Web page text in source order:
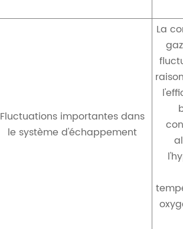
Fluctuations importantes dans
le système d'échappement
La